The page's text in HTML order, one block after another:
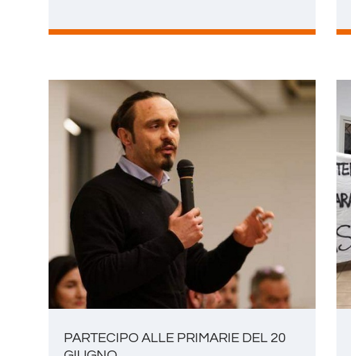
PARTECIPO ALLE PRIMARIE DEL 20